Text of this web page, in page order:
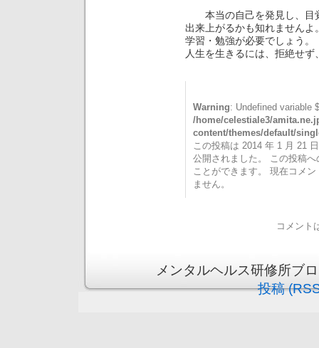
本当の自己を発見し、目
出来上がるかも知れません
学習・勉強が必要でしょう。
人生を生きるには、拒絶せ
Warning: Undefined variable
/home/celestiale3/
content/themes/default/
この投稿は 2014 年 1 月 21
公開されました。 この投稿
ことができます。 現在コメ
ません。
コメント
メンタルヘルス研修所ブ
投稿